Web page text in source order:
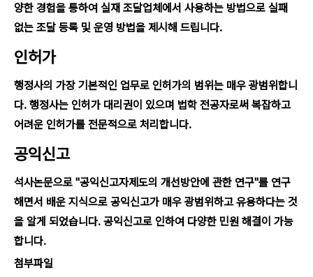
양한 경험을 통하여 실재 조달업체에서 사용하는 방법으로 실패
없는 조달 등록 및 운영 방법을 제시해 드립니다.
인허가
행정사의 가장 기본적인 업무로 인허가의 범위는 매우 광범위합니
다. 행정사는 인허가 대리권이 있으며 법학 전공자로써 복잡하고
어려운 인허가를 전문적으로 처리합니다.
공익신고
석사논문으로 "공익신고자제도의 개선방안에 관한 연구"를 연구
해면서 배운 지식으로 공익신고가 매우 광범위하고 유용하다는 것
을 알게 되었습니다. 공익신고로 인하여 다양한 민원 해결이 가능
합니다.
첨부파일